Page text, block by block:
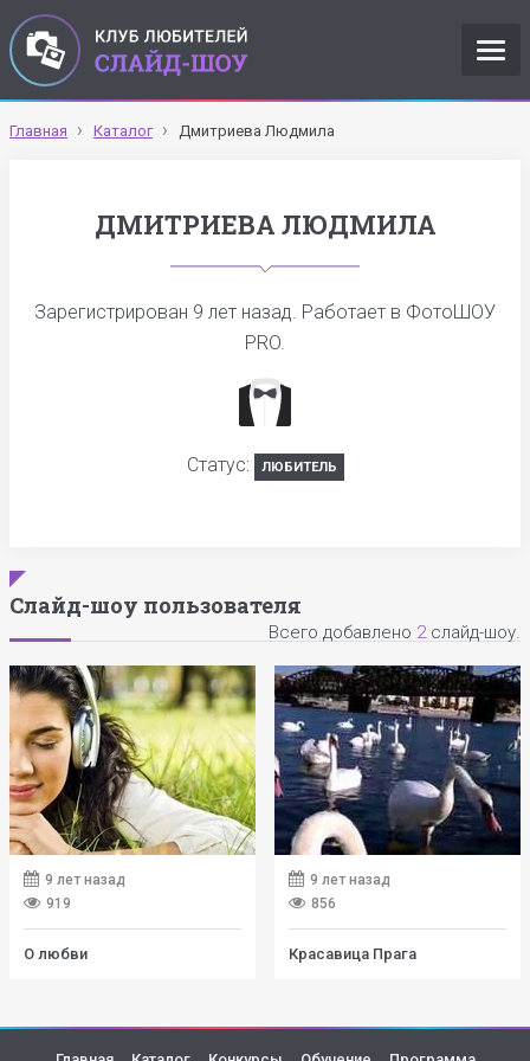
Главная Каталог Дмитриева Людмила
ДМИТРИЕВА ЛЮДМИЛА
Зарегистрирован 9 лет назад. Работает в ФотоШОУ
PRO.
Статус: ЛЮБИТЕЛЬ
Слайд-шоу пользователя
Всего добавлено 2слайд-шоу.
9 лет назад
919
О любви
9 лет назад
856
Красавица Прага